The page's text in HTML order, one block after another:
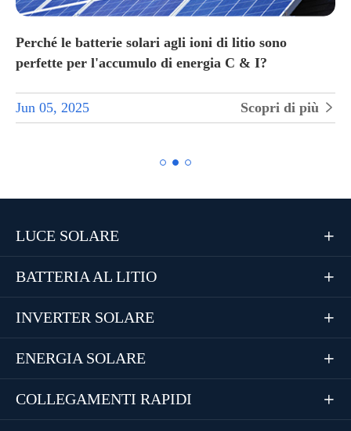
Perché le batterie solari agli ioni di litio sono
perfette per l'accumulo di energia C & I?
Jun 05, 2025 Scopri di più 
LUCE SOLARE 
BATTERIA AL LITIO 
INVERTER SOLARE 
ENERGIA SOLARE 
COLLEGAMENTI RAPIDI 